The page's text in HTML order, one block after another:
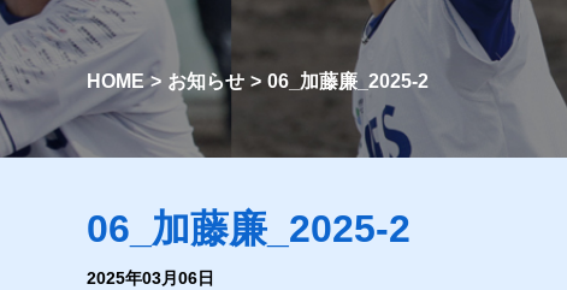
HOME お知らせ 06_加藤廉_2025-2
06_加藤廉_2025-2
2025年03月06日